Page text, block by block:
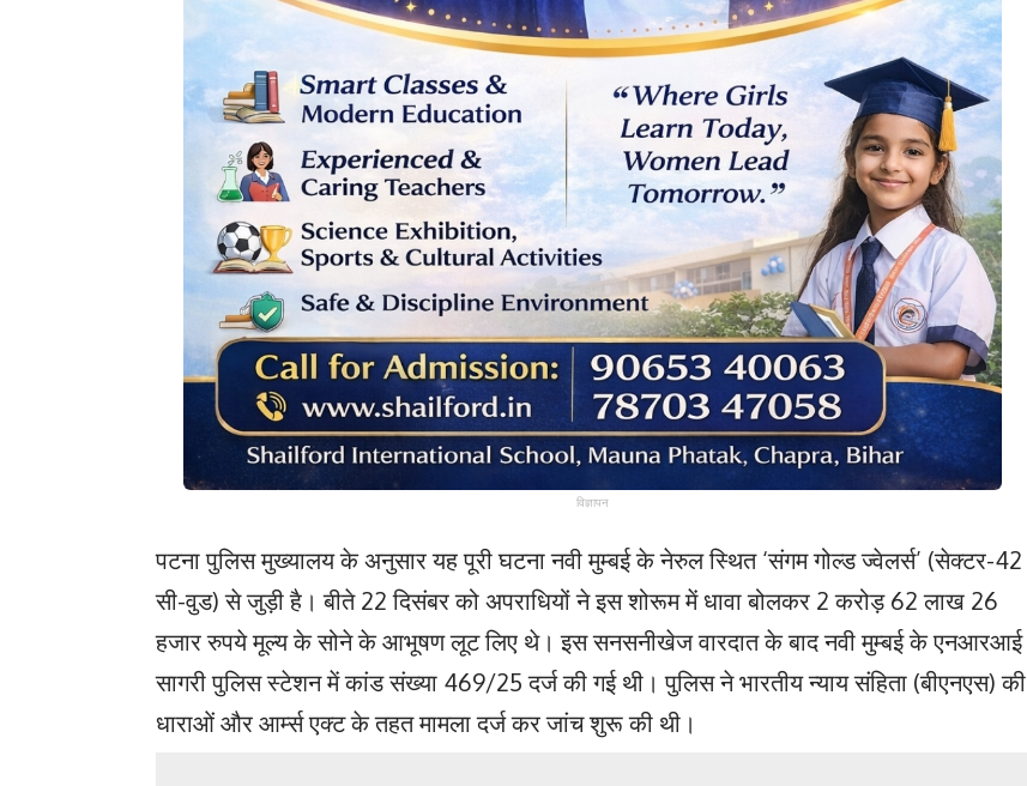
विज्ञापन
पटना पुलिस मुख्यालय के अनुसार यह पूरी घटना नवी मुम्बई के नेरुल स्थित ‘संगम गोल्ड ज्वेलर्स’ (सेक्टर-42
सी-वुड) से जुड़ी है। बीते 22 दिसंबर को अपराधियों ने इस शोरूम में धावा बोलकर 2 करोड़ 62 लाख 26
हजार रुपये मूल्य के सोने के आभूषण लूट लिए थे। इस सनसनीखेज वारदात के बाद नवी मुम्बई के एनआरआई
सागरी पुलिस स्टेशन में कांड संख्या 469/25 दर्ज की गई थी। पुलिस ने भारतीय न्याय संहिता (बीएनएस) की
धाराओं और आर्म्स एक्ट के तहत मामला दर्ज कर जांच शुरू की थी।